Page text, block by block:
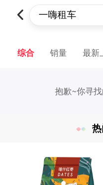
综合 销量 最新
抱歉~你寻